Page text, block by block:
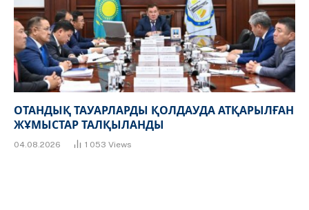
ОТАНДЫҚ ТАУАРЛАРДЫ ҚОЛДАУДА АТҚАРЫЛҒАН
ЖҰМЫСТАР ТАЛҚЫЛАНДЫ
04.08.2026 1 053 Views